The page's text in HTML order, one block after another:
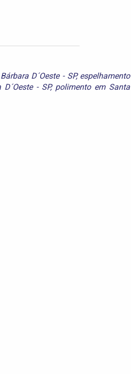
D´Oeste - SP, espelhamento
- SP, polimento em Santa